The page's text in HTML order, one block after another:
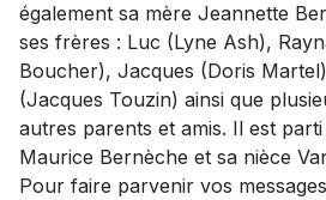
également sa mère Jeannette
ses frères : Luc (Lyne Ash),
Boucher), Jacques (Doris
(Jacques Touzin) ainsi que
autres parents et amis. Il est
Maurice Bernèche et sa nièce
Pour faire parvenir vos